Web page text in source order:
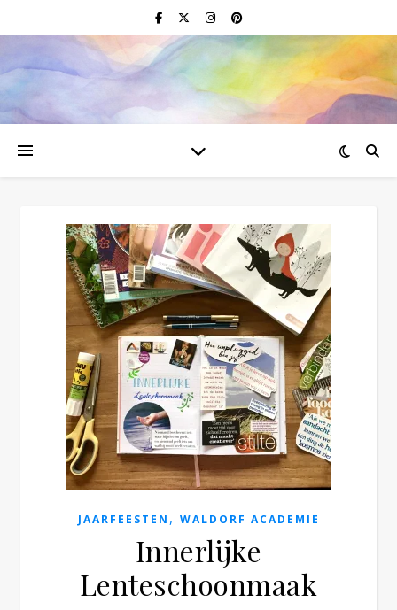
JAARFEESTEN , WALDORF ACADEMIE
Innerlijke
Lenteschoonmaak